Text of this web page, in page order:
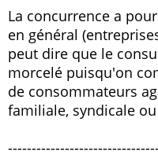
La concurrence a
en général
peut dire que le
morcelé puisqu'on
de consommateurs
familiale, syndicale